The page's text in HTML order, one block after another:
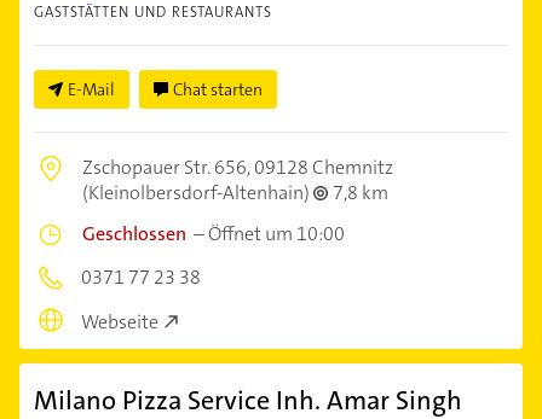
GASTSTÄTTEN UND RESTAURANTS
E-Mail Chat starten
Zschopauer Str. 656,09128 Chemnitz
(Kleinolbersdorf-Altenhain)
7,8 km
Geschlossen –Öffnet um 10:00
0371 77 23 38
Webseite
Milano Pizza Service Inh. Amar Singh